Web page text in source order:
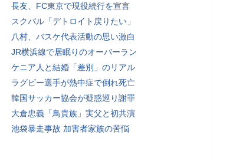
長友、FC東京で現役続行を宣言
スクバル「デトロイト戻りたい」
八村、バスケ代表活動の思い激白
JR横浜線で居眠りのオーバーラン
ケニア人と結婚「差別」のリアル
ラグビー選手が熱中症で倒れ死亡
韓国サッカー協会が疑惑巡り謝罪
大倉忠義「鳥貴族」実父と初共演
池袋暴走事故 加害者家族の苦悩